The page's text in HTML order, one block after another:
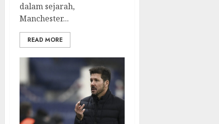
dalam sejarah,
Manchester...
READ MORE